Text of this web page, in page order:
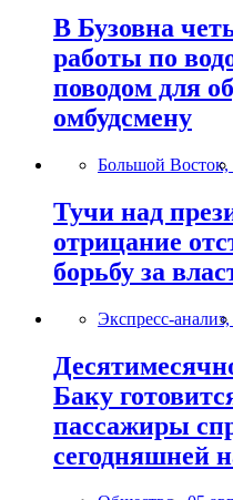
В Бузовна
работы по
поводом для
омбудсмену
Большой Восток,
Тучи над
отрицание
борьбу за
Экспресс-анализ,
Баку
пассажиры
сегодняшней